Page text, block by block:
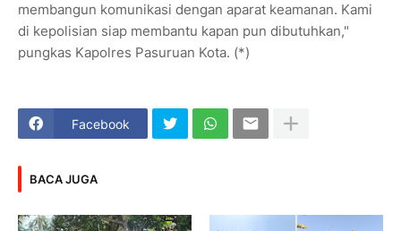
membangun komunikasi dengan aparat keamanan. Kami
di kepolisian siap membantu kapan pun dibutuhkan,"
pungkas Kapolres Pasuruan Kota. (*)
Facebook
BACA JUGA